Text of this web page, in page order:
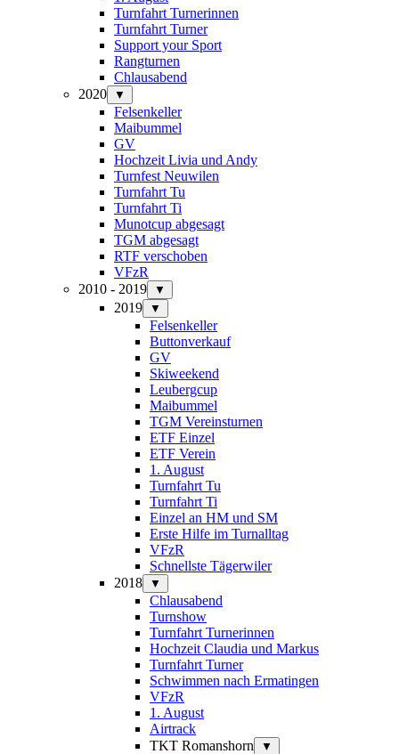
Turnfahrt Turnerinnen
Turnfahrt Turner
Support your Sport
Rangturnen
Chlausabend
2020
▼
Felsenkeller
Maibummel
GV
Hochzeit Livia und Andy
Turnfest Neuwilen
Turnfahrt Tu
Turnfahrt Ti
Munotcup abgesagt
TGM abgesagt
RTF verschoben
VFzR
2010 - 2019
▼
2019 ▼
Felsenkeller
Buttonverkauf
GV
Skiweekend
Leubergcup
Maibummel
TGM Vereinsturnen
ETF Einzel
ETF Verein
1. August
Turnfahrt Tu
Turnfahrt Ti
Einzel an HM und SM
Erste Hilfe im Turnalltag
VFzR
Schnellste Tägerwiler
2018
▼
Chlausabend
Turnshow
Turnfahrt Turnerinnen
Hochzeit Claudia und Markus
Turnfahrt Turner
Schwimmen nach Ermatingen
VFzR
1. August
Airtrack
TKT Romanshorn
▼